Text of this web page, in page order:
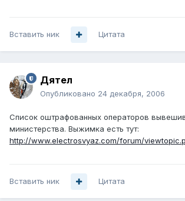
Вставить ник Цитата
Дятел
Опубликовано 24 декабря, 2006
Список оштрафованных операторов
министерства. Выжимка есть тут:
http://www.electrosvyaz.com/forum/
Вставить ник Цитата